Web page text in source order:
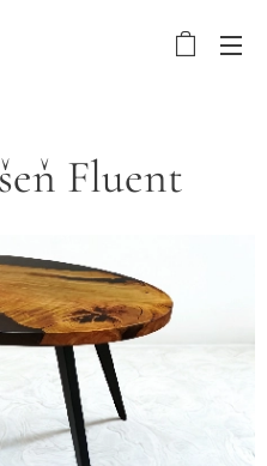
Fluent